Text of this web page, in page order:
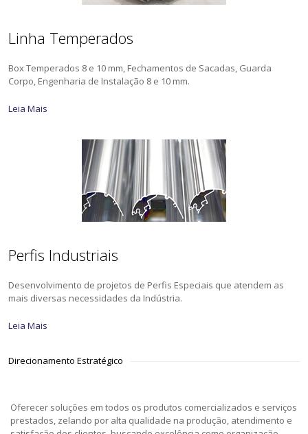
Linha Temperados
Box Temperados 8 e 10 mm, Fechamentos de Sacadas, Guarda
Corpo, Engenharia de Instalação 8 e 10 mm.
Leia Mais
Perfis Industriais
Desenvolvimento de projetos de Perfis Especiais que atendem as
mais diversas necessidades da Indústria.
Leia Mais
Direcionamento Estratégico
Oferecer soluções em todos os produtos comercializados e serviços
prestados, zelando por alta qualidade na produção, atendimento e